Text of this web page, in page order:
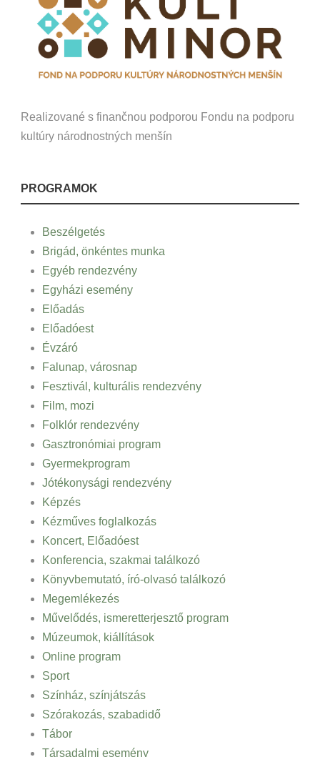
Realizované s finančnou podporou Fondu na podporu
kultúry národnostných menšín
PROGRAMOK
Beszélgetés
Brigád, önkéntes munka
Egyéb rendezvény
Egyházi esemény
Előadás
Előadóest
Évzáró
Falunap, városnap
Fesztivál, kulturális rendezvény
Film, mozi
Folklór rendezvény
Gasztronómiai program
Gyermekprogram
Jótékonysági rendezvény
Képzés
Kézműves foglalkozás
Koncert, Előadóest
Konferencia, szakmai találkozó
Könyvbemutató, író-olvasó találkozó
Megemlékezés
Művelődés, ismeretterjesztő program
Múzeumok, kiállítások
Online program
Sport
Színház, színjátszás
Szórakozás, szabadidő
Tábor
Társadalmi esemény